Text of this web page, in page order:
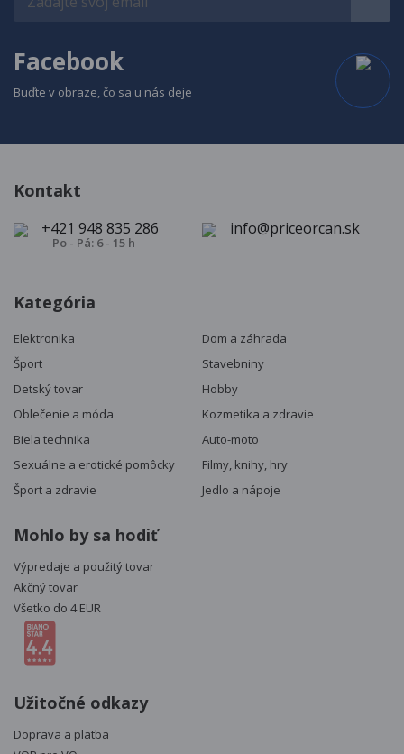
Facebook
Buďte v obraze, čo sa u nás deje
Kontakt
+421 948 835 286
Po - Pá: 6 - 15 h
info@priceorcan.sk
Kategória
Elektronika
Dom a záhrada
Šport
Stavebniny
Detský tovar
Hobby
Oblečenie a móda
Kozmetika a zdravie
Biela technika
Auto-moto
Sexuálne a erotické pomôcky
Filmy, knihy, hry
Šport a zdravie
Jedlo a nápoje
Mohlo by sa hodiť
Výpredaje a použitý tovar
Akčný tovar
Všetko do 4 EUR
Užitočné odkazy
Doprava a platba